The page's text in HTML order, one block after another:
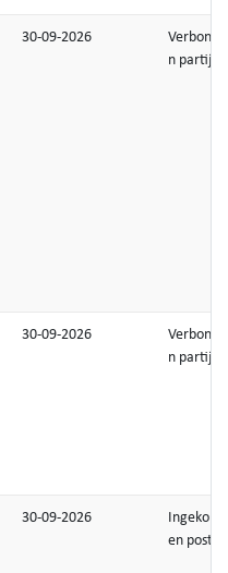
30-09-2026
Verbonde
n partijen
30-09-2026
Verbonde
n partijen
30-09-2026
Ingekom
en post